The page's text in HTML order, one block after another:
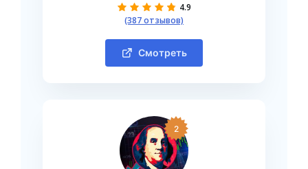
4.9
(387 отзывов)
Смотреть
2